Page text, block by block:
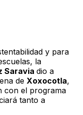
y para
la
Saravia dio a
de Xoxocotla,
con el programa
tanto a